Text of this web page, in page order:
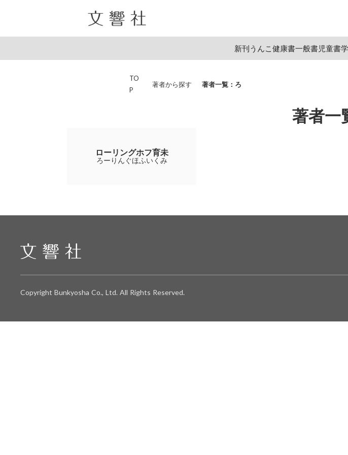
新刊うんこ 健康書一般書児童書
TO
P
著者から探す 著者一覧：ろ
著者一
ローリングホフ育未
ろーりんぐほふいくみ
Copyright Bunkyosha Co., Ltd. All Rights Reserved.